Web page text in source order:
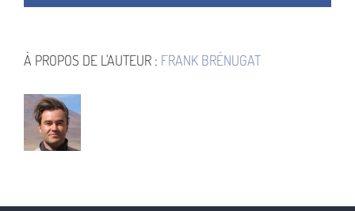
À PROPOS DE L'AUTEUR : FRANK BRÉNUGAT